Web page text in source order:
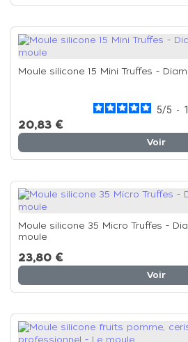
Moule silicone 15 Mini Truffes -
5/5 - 1
20,83 €
Voir
Moule silicone 35 Micro Truffes -
moule
23,80 €
Voir